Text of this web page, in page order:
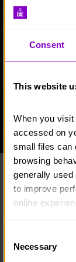
Consent
This website
When you
accessed on
small files can
browsing
generally
to improve
online
usually identify
Selection
Necessary
PAM DDYLECH